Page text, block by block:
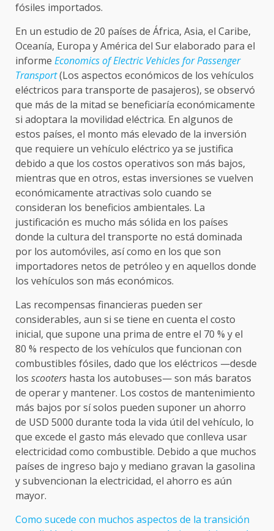
fósiles importados.
En un estudio de 20 países de África, Asia, el Caribe,
Oceanía, Europa y América del Sur elaborado para el
informe Economics of Electric Vehicles for Passenger
Transport(Los aspectos económicos de los vehículos
eléctricos para transporte de pasajeros), se observó
que más de la mitad se beneficiaría económicamente
si adoptara la movilidad eléctrica. En algunos de
estos países, el monto más elevado de la inversión
que requiere un vehículo eléctrico ya se justifica
debido a que los costos operativos son más bajos,
mientras que en otros, estas inversiones se vuelven
económicamente atractivas solo cuando se
consideran los beneficios ambientales. La
justificación es mucho más sólida en los países
donde la cultura del transporte no está dominada
por los automóviles, así como en los que son
importadores netos de petróleo y en aquellos donde
los vehículos son más económicos.
Las recompensas financieras pueden ser
considerables, aun si se tiene en cuenta el costo
inicial, que supone una prima de entre el 70 % y el
80 % respecto de los vehículos que funcionan con
combustibles fósiles, dado que los eléctricos —desde
los scooters hasta los autobuses— son más baratos
de operar y mantener. Los costos de mantenimiento
más bajos por sí solos pueden suponer un ahorro
de USD 5000 durante toda la vida útil del vehículo, lo
que excede el gasto más elevado que conlleva usar
electricidad como combustible. Debido a que muchos
países de ingreso bajo y mediano gravan la gasolina
y subvencionan la electricidad, el ahorro es aún
mayor.
Como sucede con muchos aspectos de la transición